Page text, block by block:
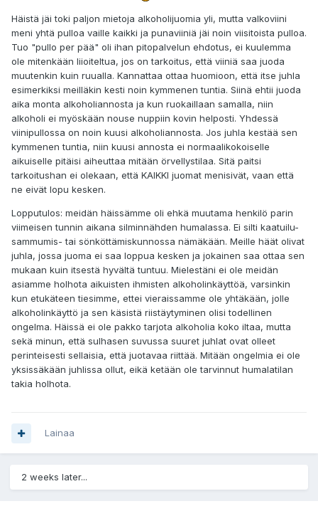
Häistä jäi toki paljon mietoja alkoholijuomia yli, mutta valkoviini
meni yhtä pulloa vaille kaikki ja punaviiniä jäi noin viisitoista pulloa.
Tuo "pullo per pää" oli ihan pitopalvelun ehdotus, ei kuulemma
ole mitenkään liioiteltua, jos on tarkoitus, että viiniä saa juoda
muutenkin kuin ruualla. Kannattaa ottaa huomioon, että itse juhla
esimerkiksi meilläkin kesti noin kymmenen tuntia. Siinä ehtii juoda
aika monta alkoholiannosta ja kun ruokaillaan samalla, niin
alkoholi ei myöskään nouse nuppiin kovin helposti. Yhdessä
viinipullossa on noin kuusi alkoholiannosta. Jos juhla kestää sen
kymmenen tuntia, niin kuusi annosta ei normaalikokoiselle
aikuiselle pitäisi aiheuttaa mitään örvellystilaa. Sitä paitsi
tarkoitushan ei olekaan, että KAIKKI juomat menisivät, vaan että
ne eivät lopu kesken.
Lopputulos: meidän häissämme oli ehkä muutama henkilö parin
viimeisen tunnin aikana silminnähden humalassa. Ei silti kaatuilu-
sammumis- tai sönköttämiskunnossa nämäkään. Meille häät olivat
juhla, jossa juoma ei saa loppua kesken ja jokainen saa ottaa sen
mukaan kuin itsestä hyvältä tuntuu. Mielestäni ei ole meidän
asiamme holhota aikuisten ihmisten alkoholinkäyttöä, varsinkin
kun etukäteen tiesimme, ettei vieraissamme ole yhtäkään, jolle
alkoholinkäyttö ja sen käsistä riistäytyminen olisi todellinen
ongelma. Häissä ei ole pakko tarjota alkoholia koko iltaa, mutta
sekä minun, että sulhasen suvussa suuret juhlat ovat olleet
perinteisesti sellaisia, että juotavaa riittää. Mitään ongelmia ei ole
yksissäkään juhlissa ollut, eikä ketään ole tarvinnut humalatilan
takia holhota.
Lainaa
2 weeks later...